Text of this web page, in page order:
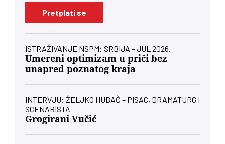
Pretplati se
ISTRAŽIVANJE NSPM: SRBIJA – JUL 2026.
Umereni optimizam u priči bez
unapred poznatog kraja
INTERVJU: ŽELJKO HUBAČ – PISAC, DRAMATURG I
SCENARISTA
Grogirani Vučić